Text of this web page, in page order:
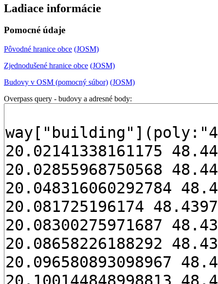
Ladiace informácie
Pomocné údaje
Pôvodné hranice obce (JOSM)
Zjednodušené hranice obce (JOSM)
Budovy v OSM (pomocný súbor) (JOSM)
Overpass query - budovy a adresné body: